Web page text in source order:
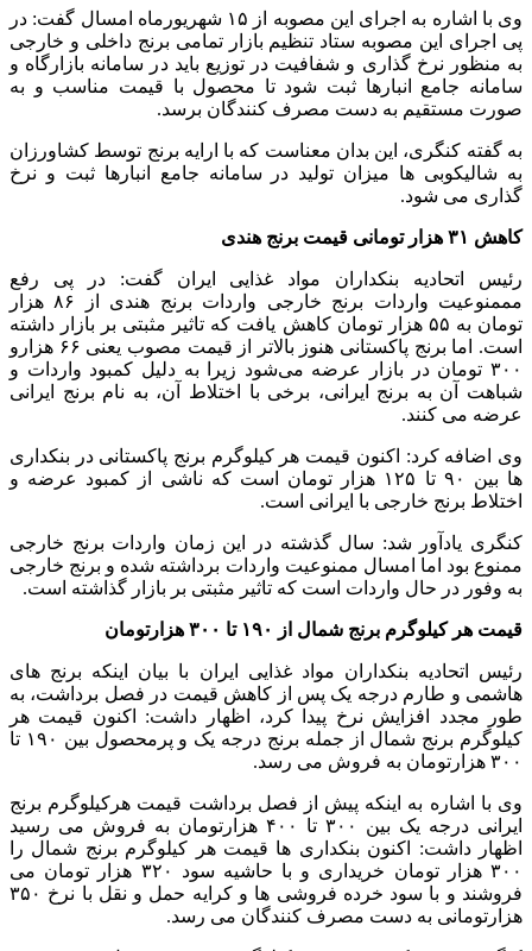
وی با اشاره به اجرای این مصوبه از ۱۵ شهریورماه امسال گفت: در
پی اجرای این مصوبه ستاد تنظیم بازار تمامی برنج داخلی و خارجی
به منظور نرخ گذاری و شفافیت در توزیع باید در سامانه بازارگاه و
سامانه جامع انبارها ثبت شود تا محصول با قیمت مناسب و به
صورت مستقیم به دست مصرف کنندگان برسد.
به گفته کنگری، این بدان معناست که با ارایه برنج توسط کشاورزان
به شالیکوبی ها میزان تولید در سامانه جامع انبارها ثبت و نرخ
گذاری می شود.
کاهش ۳۱ هزار تومانی قیمت برنج هندی
رئیس اتحادیه بنکداران مواد غذایی ایران گفت: در پی رفع
مممنوعیت واردات برنج خارجی واردات برنج هندی از ۸۶ هزار
تومان به ۵۵ هزار تومان کاهش یافت که تاثیر مثبتی بر بازار داشته
است. اما برنج پاکستانی هنوز بالاتر از قیمت مصوب یعنی ۶۶ هزارو
۳۰۰ تومان در بازار عرضه می‌شود زیرا به دلیل کمبود واردات و
شباهت آن به برنج ایرانی، برخی با اختلاط آن، به نام برنج ایرانی
عرضه می کنند.
وی اضافه کرد: اکنون قیمت هر کیلوگرم برنج پاکستانی در بنکداری
ها بین ۹۰ تا ۱۲۵ هزار تومان است که ناشی از کمبود عرضه و
اختلاط برنج خارجی با ایرانی است.
کنگری یادآور شد: سال گذشته در این زمان واردات برنج خارجی
ممنوع بود اما امسال ممنوعیت واردات برداشته شده و برنج خارجی
به وفور در حال واردات است که تاثیر مثبتی بر بازار گذاشته است.
قیمت هر کیلوگرم برنج شمال از ۱۹۰ تا ۳۰۰ هزارتومان
رئیس اتحادیه بنکداران مواد غذایی ایران با بیان اینکه برنج‌ های
هاشمی و طارم درجه یک پس از کاهش قیمت در فصل برداشت، به
طور مجدد افزایش نرخ پیدا کرد، اظهار داشت: اکنون قیمت هر
کیلوگرم برنج شمال از جمله برنج درجه یک و پرمحصول بین ۱۹۰ تا
۳۰۰ هزارتومان به فروش می رسد.
وی با اشاره به اینکه پیش از فصل برداشت قیمت هرکیلوگرم برنج
ایرانی درجه یک بین ۳۰۰ تا ۴۰۰ هزارتومان به فروش می رسید
اظهار داشت: اکنون بنکداری ها قیمت هر کیلوگرم برنج شمال را
۳۰۰ هزار تومان خریداری و با حاشیه سود ۳۲۰ هزار تومان می
فروشند و با سود خرده فروشی ها و کرایه حمل و نقل با نرخ ۳۵۰
هزارتومانی به دست مصرف کنندگان می رسد.